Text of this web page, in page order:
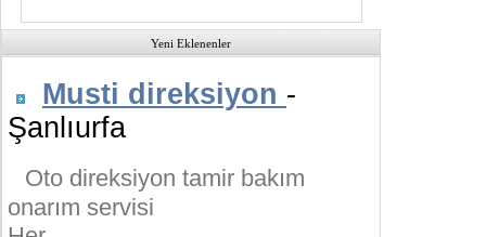
Yeni Eklenenler
Musti direksiyon -
Şanlıurfa
Oto direksiyon tamir bakım
onarım servisi